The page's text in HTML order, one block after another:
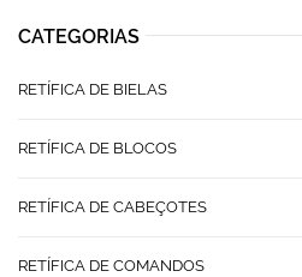
CATEGORIAS
RETÍFICA DE BIELAS
RETÍFICA DE BLOCOS
RETÍFICA DE CABEÇOTES
RETÍFICA DE COMANDOS